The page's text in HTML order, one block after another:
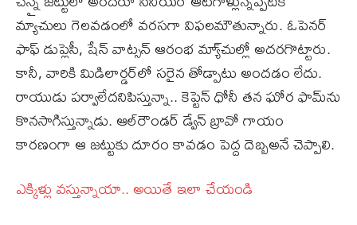
మ్యాచులు గెలవడంలో వరసగా విఫలమౌతున్నారు. ఓపెనర్‌
ఫాఫ్ డుప్లెసీ, షేన్‌ వాట్సన్‌ ఆరంభ మ్యా్చుల్లో అదరగొట్టారు.
కానీ, వారికి మిడిలార్డర్‌లో సరైన తోడ్పాటు అందడం లేదు.
రాయుడు పర్వాలేదనిపిస్తున్నా.. కెప్టెన్ ధోనీ తన ఘోర ఫామ్‌ను
కొనసాగిస్తున్నాడు. ఆల్‌రౌండర్ డ్వేన్‌ బ్రావో గాయం
కారణంగా ఆ జట్టుకు దూరం కావడం పెద్ద దెబ్బఅనే చెప్పాలి.
ఎక్కిళ్లు వస్తున్నాయా.. అయితే ఇలా చేయండి